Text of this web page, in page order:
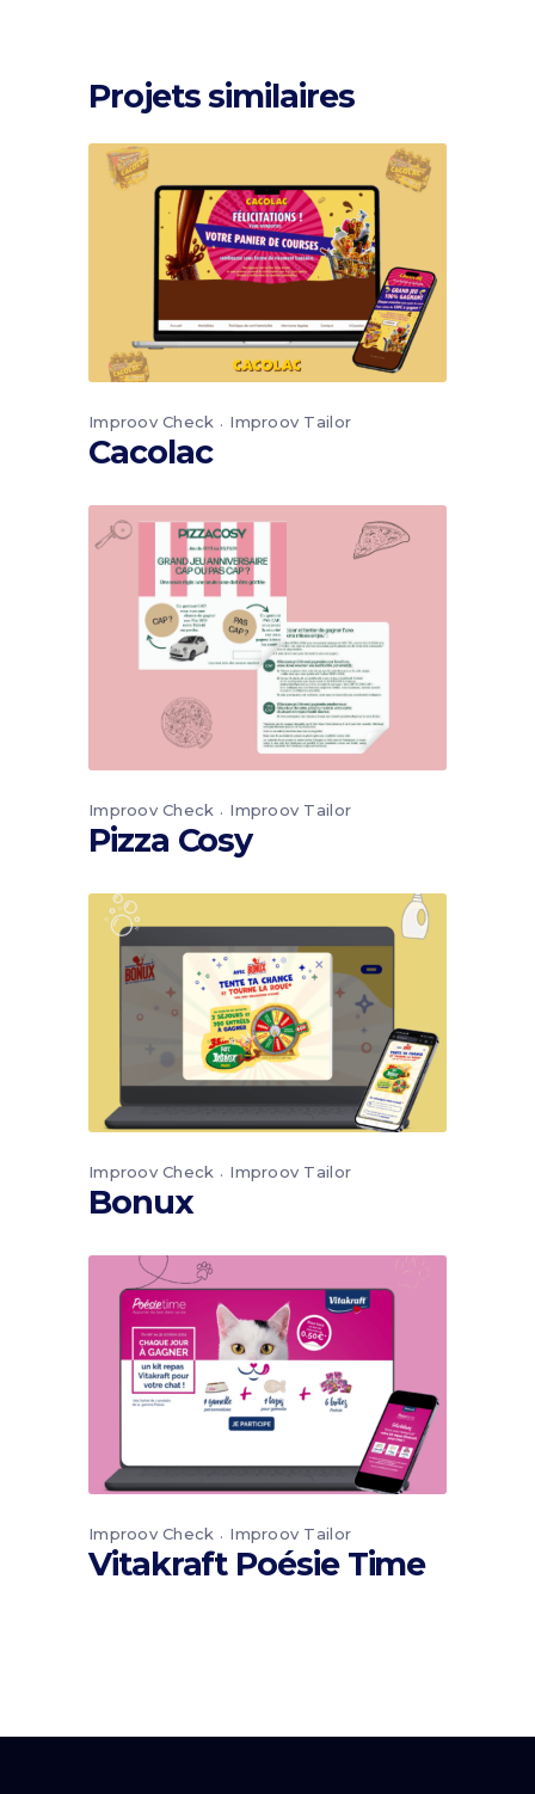
Projets similaires
Improov Check Improov Tailor
Cacolac
Improov Check Improov Tailor
Pizza Cosy
Improov Check Improov Tailor
Bonux
Improov Check Improov Tailor
Vitakraft Poésie Time